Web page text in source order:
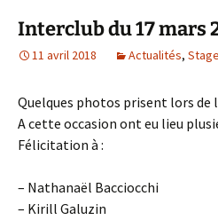
Interclub du 17 mars
11 avril 2018 Actualités, Stage
Quelques photos prisent lors de
A cette occasion ont eu lieu
Félicitation à :
– Nathanaël Bacciocchi
– Kirill Galuzin